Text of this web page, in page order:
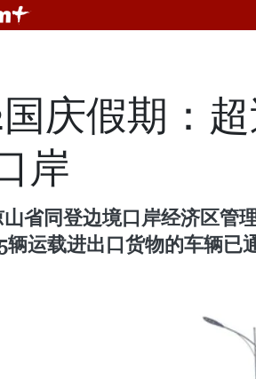
庆假期：
岸
省同登边境口岸经济区管
运载进出口货物的车辆已